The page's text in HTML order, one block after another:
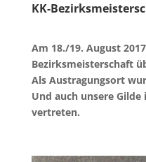
KK-
Am 18./19. August
Bezirksmeisterschaft
Als Austragungsort
Und auch unsere
vertreten.